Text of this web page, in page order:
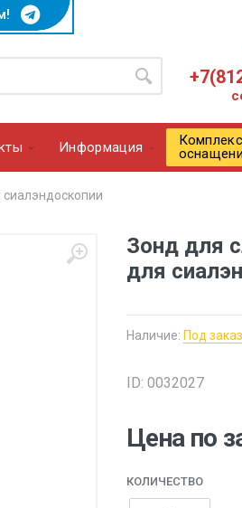
Информация
Зонд для
для
Наличие: Под заказ
ID: 0032027
Цена по
КОЛИЧЕСТВО